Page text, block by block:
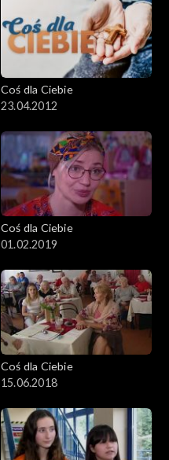
Coś dla Ciebie
23.04.2012
Coś dla Ciebie
01.02.2019
Coś dla Ciebie
15.06.2018